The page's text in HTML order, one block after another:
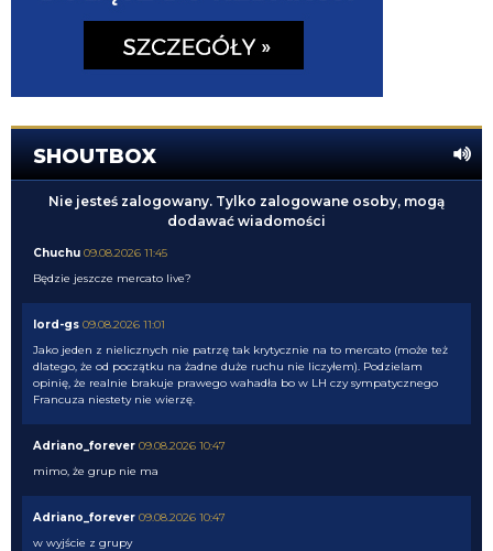
SHOUTBOX
Nie jesteś zalogowany. Tylko zalogowane osoby, mogą
dodawać wiadomości
Chuchu 09.08.2026 11:45
Będzie jeszcze mercato live?
lord-gs 09.08.2026 11:01
Jako jeden z nielicznych nie patrzę tak krytycznie na to mercato (może też
dlatego, że od początku na żadne duże ruchu nie liczyłem). Podzielam
opinię, że realnie brakuje prawego wahadła bo w LH czy sympatycznego
Francuza niestety nie wierzę.
Adriano_forever 09.08.2026 10:47
mimo, że grup nie ma
Adriano_forever 09.08.2026 10:47
w wyjście z grupy